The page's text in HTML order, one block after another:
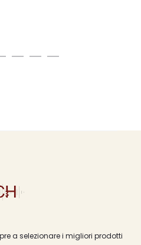
a selezionare i migliori prodotti